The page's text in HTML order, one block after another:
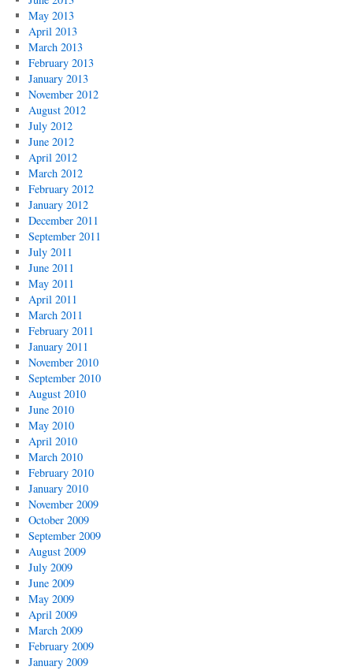
May 2013
April 2013
March 2013
February 2013
January 2013
November 2012
August 2012
July 2012
June 2012
April 2012
March 2012
February 2012
January 2012
December 2011
September 2011
July 2011
June 2011
May 2011
April 2011
March 2011
February 2011
January 2011
November 2010
September 2010
August 2010
June 2010
May 2010
April 2010
March 2010
February 2010
January 2010
November 2009
October 2009
September 2009
August 2009
July 2009
June 2009
May 2009
April 2009
March 2009
February 2009
January 2009